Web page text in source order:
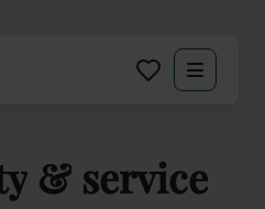
& service